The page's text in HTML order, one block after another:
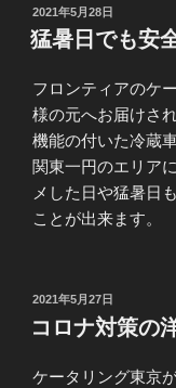
投
稿
日:
2021年5月28日
猛暑日でも安
フロンティアのケ
様の元へお届けさ
機能の付いた冷蔵
関東一円のエリア
メした日や猛暑日
ことが出来ます。
投
日:
2021年5月27日
コロナ対策の
ケータリング東京